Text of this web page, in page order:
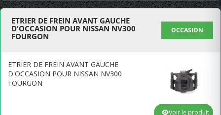
ETRIER DE FREIN AVANT GAUCHE
D'OCCASION POUR NISSAN NV300
FOURGON
OCCASION
ETRIER DE FREIN AVANT GAUCHE
D'OCCASION POUR NISSAN NV300
FOURGON
Voir le produit